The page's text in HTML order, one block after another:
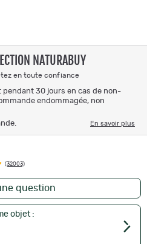
NATURABUY
en toute confiance
30 jours en cas de non-
endommagée, non
En savoir plus
(32003)
question
objet :